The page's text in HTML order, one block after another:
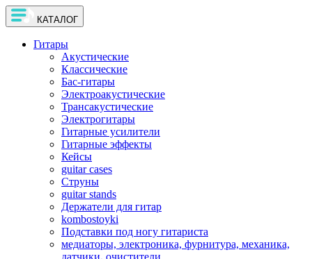
КАТАЛОГ
Гитары
Акустические
Классические
Бас-гитары
Электроакустические
Трансакустические
Электрогитары
Гитарные усилители
Гитарные эффекты
Кейсы
guitar cases
Струны
guitar stands
Держатели для гитар
kombostoyki
Подставки под ногу гитариста
медиаторы, электроника, фурнитура, механика,
датчики, очистители